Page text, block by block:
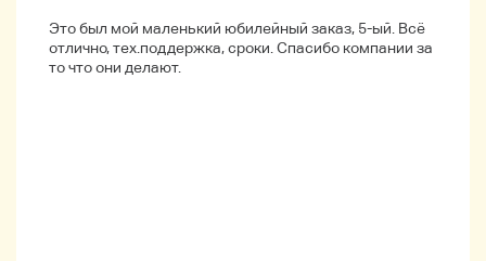
Условие
・ Коробка и буклет имеют шлам, шлам и царапины.
・ Состояние доски объявлений рассматривается как
Это был мой маленький юбилейный заказ, 5-ый. Всё
отлично, тех.поддержка, сроки. Спасибо компании за
то что они делают.